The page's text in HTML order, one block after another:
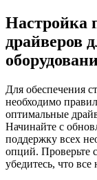
Настройка
драйверов
Для обеспечения
необходимо
оптимальные
Начинайте с
поддержку всех
опций. Проверьте
убедитесь, что